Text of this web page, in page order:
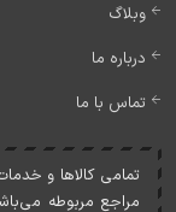
وبلاگ
درباره ما
تماس با ما
تمامی کالاها و
مراجع مربوطه